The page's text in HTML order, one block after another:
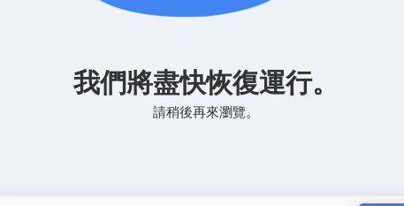
我們將盡快恢復運行。
請稍後再來瀏覽。